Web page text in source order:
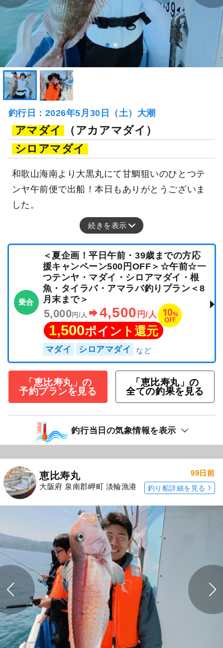
釣行日：2026年5月30日（土）大潮
アマダイ
（アカアマダイ）
シロアマダイ
和歌山海南より大黒丸にて甘鯛狙いのひとつテ
ンヤ午前便で出船！本日もありがとうございま
した。
続きを表示
乗合
＜夏企画！平日午前・39歳までの方応
援キャンペーン500円OFF＞☆午前☆一
つテンヤ・マダイ・シロアマダイ・根
魚・タイラバ・アマラバ釣りプラン＜8
月末まで＞
5,000 円/人 4,500 円/人 10%
OFF
1,500ポイント還元
マダイ シロアマダイ
「恵比寿丸」の
予約プランを見る
「恵比寿丸」の
全ての釣果を見る
釣行当日の気象情報を表示
恵比寿丸
大阪府 泉南郡岬町 淡輪漁港
99日前
釣り船詳細を見る